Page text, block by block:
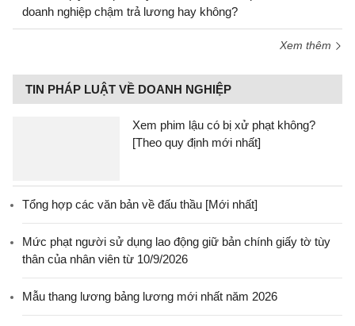
doanh nghiệp chậm trả lương hay không?
Xem thêm
TIN PHÁP LUẬT VỀ DOANH NGHIỆP
Xem phim lậu có bị xử phạt không?
[Theo quy định mới nhất]
Tổng hợp các văn bản về đấu thầu [Mới nhất]
Mức phạt người sử dụng lao động giữ bản chính giấy tờ tùy
thân của nhân viên từ 10/9/2026
Mẫu thang lương bảng lương mới nhất năm 2026